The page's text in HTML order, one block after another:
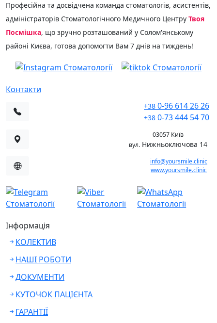
Професійна та досвідчена команда стоматологів, асистентів,
адміністраторів Стоматологічного Медичного Центру Твоя
Посмішка, що зручно розташований у Солом'янському
районі Києва, готова допомогти Вам 7 днів на тиждень!
Контакти
+38 0-96 614 26 26
+38 0-73 444 54 70
03057 Київ
вул. Нижньоключова 14
info@yoursmile.clinic
www.yoursmile.clinic
Інформація
КОЛЕКТИВ
НАШІ РОБОТИ
ДОКУМЕНТИ
КУТОЧОК ПАЦІЄНТА
ГАРАНТІЇ